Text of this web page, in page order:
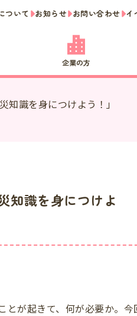
企業の方
ついて お知らせ お問い合わせ イ
識を身につけよう！」
知識を身につけよ
とが起きて、何が必要か。今